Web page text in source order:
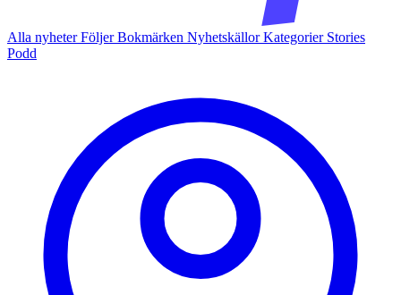
Alla nyheterFöljerBokmärken NyhetskällorKategorier Stories
Podd